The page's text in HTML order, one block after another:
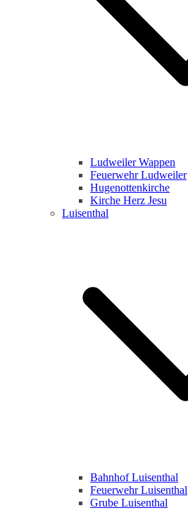
Ludweiler Wappen
Feuerwehr Ludweiler
Hugenottenkirche
Kirche Herz Jesu
Luisenthal
Bahnhof Luisenthal
Feuerwehr Luisenthal
Grube Luisenthal